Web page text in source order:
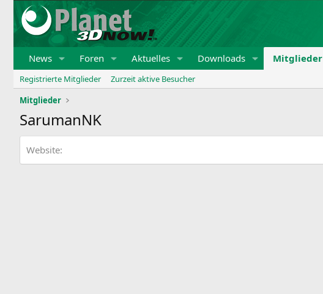
News Foren Aktuelles Downloads Mitglieder
Registrierte Mitglieder
Zurzeit aktive Besucher
Mitglieder
SarumanNK
Website